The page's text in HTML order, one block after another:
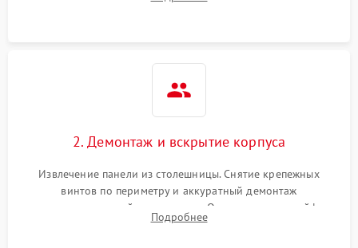
клиента о симптомах (не включается, не видит посуду,
2. Демонтаж и вскрытие корпуса
Извлечение панели из столешницы. Снятие крепежных
винтов по периметру и аккуратный демонтаж
стеклокерамической поверхности. Отсоединение шлейфов
сенсорного блока для доступа к силовым платам, катушкам
Подробнее